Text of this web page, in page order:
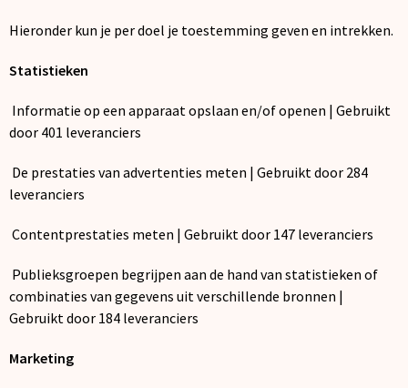
Hieronder kun je per doel je toestemming geven en intrekken.
Statistieken
Informatie op een apparaat opslaan en/of openen | Gebruikt
door 401 leveranciers
De prestaties van advertenties meten | Gebruikt door 284
leveranciers
Contentprestaties meten | Gebruikt door 147 leveranciers
Publieksgroepen begrijpen aan de hand van statistieken of
combinaties van gegevens uit verschillende bronnen |
Gebruikt door 184 leveranciers
Marketing